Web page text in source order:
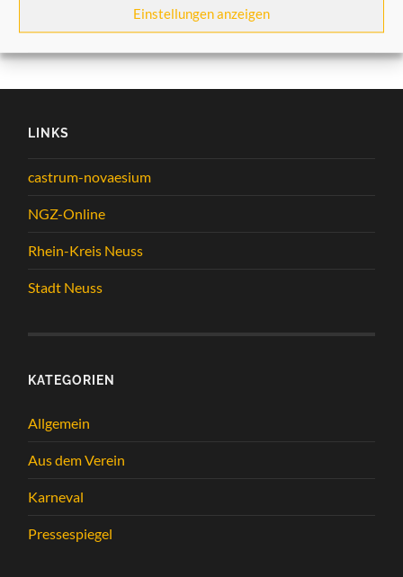
Einstellungen anzeigen
60. Abend des Mundartkreises „Mer kalle Nüsser Platt“
LINKS
castrum-novaesium
NGZ-Online
Rhein-Kreis Neuss
Stadt Neuss
KATEGORIEN
Allgemein
Aus dem Verein
Karneval
Pressespiegel